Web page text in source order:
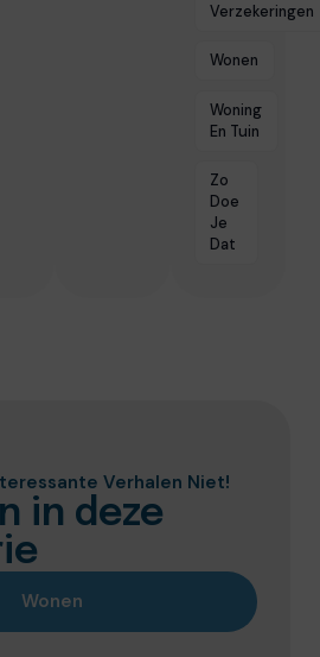
Verzekeringen
Wonen
Woning
En Tuin
Zo
Doe
Je
Dat
Verhalen Niet!
in deze
Wonen